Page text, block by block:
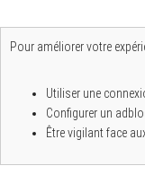
Pour améliorer votre
Utiliser une
Configurer un
Être vigilant face